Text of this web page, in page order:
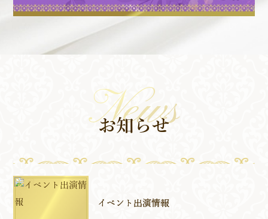
お知らせ
News
イベント出演情報